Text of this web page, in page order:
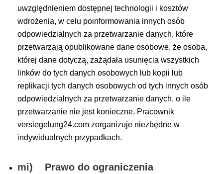
uwzględnieniem dostępnej technologii i kosztów
wdrożenia, w celu poinformowania innych osób
odpowiedzialnych za przetwarzanie danych, które
przetwarzają opublikowane dane osobowe, że osoba,
której dane dotyczą, zażądała usunięcia wszystkich
linków do tych danych osobowych lub kopii lub
replikacji tych danych osobowych od tych innych osób
odpowiedzialnych za przetwarzanie danych, o ile
przetwarzanie nie jest konieczne. Pracownik
versiegelung24.com zorganizuje niezbędne w
indywidualnych przypadkach.
mi) Prawo do ograniczenia